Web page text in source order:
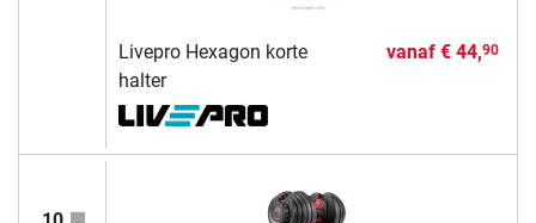
Livepro Hexagon korte
halter
vanaf € 44,90